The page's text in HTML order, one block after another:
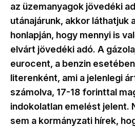
az üzemanyagok jövedéki
utánajárunk, akkor láthatjuk
honlapján, hogy mennyi is
elvárt jövedéki adó. A
eurocent, a benzin
literenként, ami a jelenlegi
számolva, 17-18 forinttal
indokolatlan emelést jelent.
sem a kormányzati hírek,